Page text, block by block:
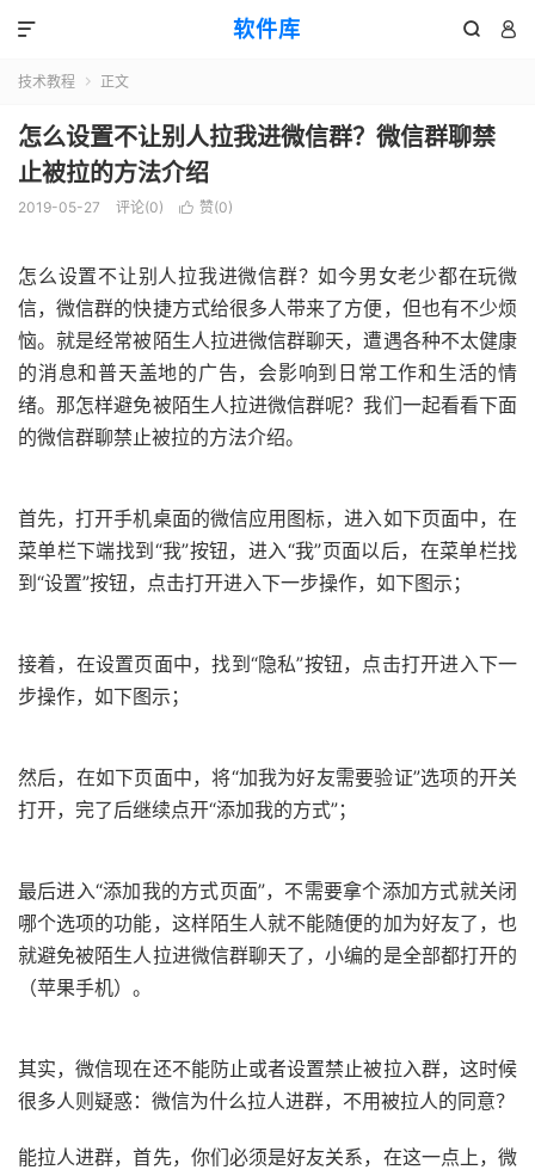
软件库  

技术教程  正文
怎么设置不让别人拉我进微信群？微信群聊禁
止被拉的方法介绍
2019-05-27 评论(0)  赞(0)
怎么设置不让别人拉我进微信群？如今男女老少都在玩微
信，微信群的快捷方式给很多人带来了方便，但也有不少烦
恼。就是经常被陌生人拉进微信群聊天，遭遇各种不太健康
的消息和普天盖地的广告，会影响到日常工作和生活的情
绪。那怎样避免被陌生人拉进微信群呢？我们一起看看下面
的微信群聊禁止被拉的方法介绍。
首先，打开手机桌面的微信应用图标，进入如下页面中，在
菜单栏下端找到“我”按钮，进入“我”页面以后，在菜单栏找
到“设置”按钮，点击打开进入下一步操作，如下图示；
接着，在设置页面中，找到“隐私”按钮，点击打开进入下一
步操作，如下图示；
然后，在如下页面中，将“加我为好友需要验证”选项的开关
打开，完了后继续点开“添加我的方式”；
最后进入“添加我的方式页面”，不需要拿个添加方式就关闭
哪个选项的功能，这样陌生人就不能随便的加为好友了，也
就避免被陌生人拉进微信群聊天了，小编的是全部都打开的
（苹果手机）。
其实，微信现在还不能防止或者设置禁止被拉入群，这时候
很多人则疑惑：微信为什么拉人进群，不用被拉人的同意？
能拉人进群，首先，你们必须是好友关系，在这一点上，微